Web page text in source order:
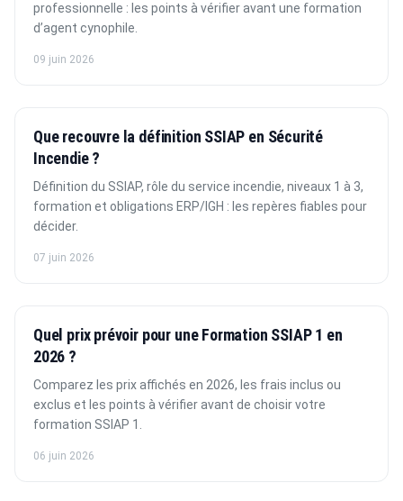
professionnelle : les points à vérifier avant une formation
d’agent cynophile.
09 juin 2026
Que recouvre la définition SSIAP en Sécurité
Incendie ?
Définition du SSIAP, rôle du service incendie, niveaux 1 à 3,
formation et obligations ERP/IGH : les repères fiables pour
décider.
07 juin 2026
Quel prix prévoir pour une Formation SSIAP 1 en
2026 ?
Comparez les prix affichés en 2026, les frais inclus ou
exclus et les points à vérifier avant de choisir votre
formation SSIAP 1.
06 juin 2026